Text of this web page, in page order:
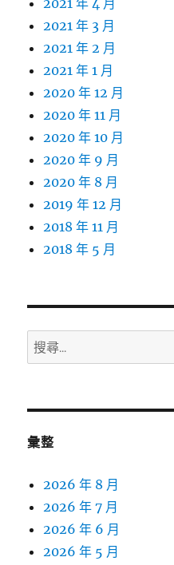
2021 年 4 月
2021 年 3 月
2021 年 2 月
2021 年 1 月
2020 年 12 月
2020 年 11 月
2020 年 10 月
2020 年 9 月
2020 年 8 月
2019 年 12 月
2018 年 11 月
2018 年 5 月
搜
尋
鍵
彙整
2026 年 8 月
2026 年 7 月
2026 年 6 月
2026 年 5 月